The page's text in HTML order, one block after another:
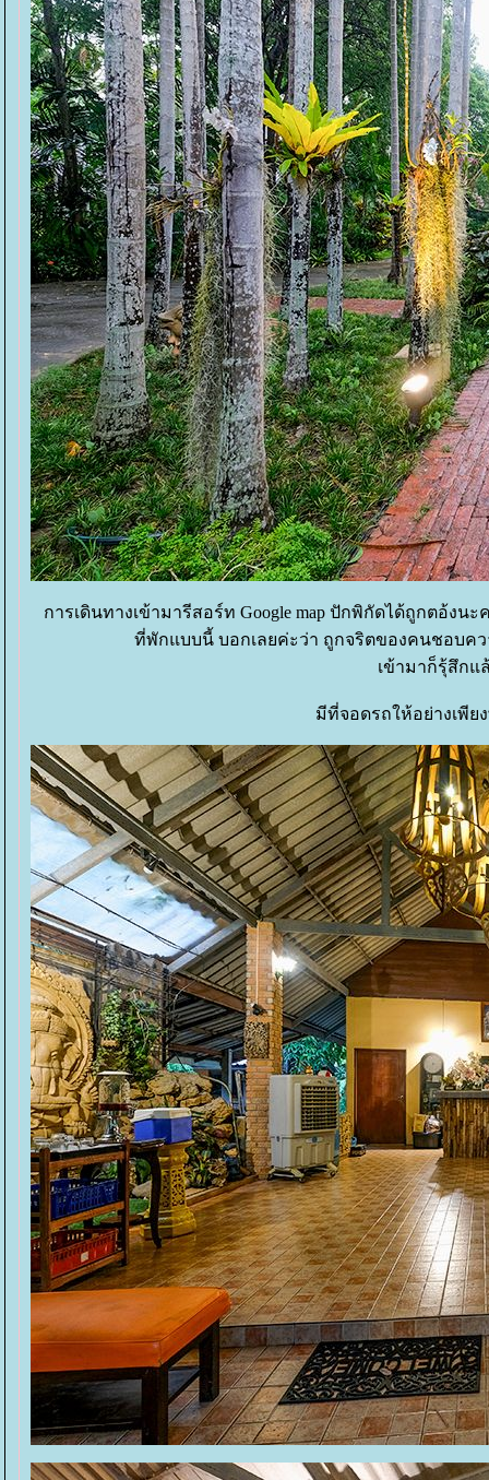
การเดินทางเข้ามารีสอร์ท Google map ปักพิกัดได้ถูกตอ้ง
ที่พักแบบนี้ บอกเลยค่ะว่า ถูกจริตของคนชอบค
เข้ามาก็รุ้สึก
มีที่จอดรถให้อย่างเพี